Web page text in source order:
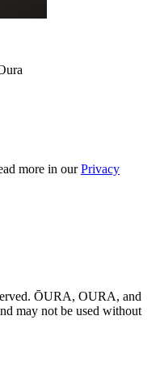
more in ourPrivacy
ŌURA, OURA, and
may not be used without